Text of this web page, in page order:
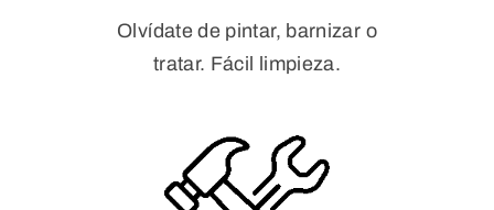
Olvídate de pintar, barnizar o
tratar. Fácil limpieza.